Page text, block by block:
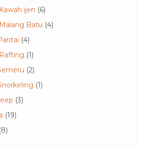
ijen (6)
Batu (4)
(4)
(1)
(2)
(1)
(3)
(19)
(8)